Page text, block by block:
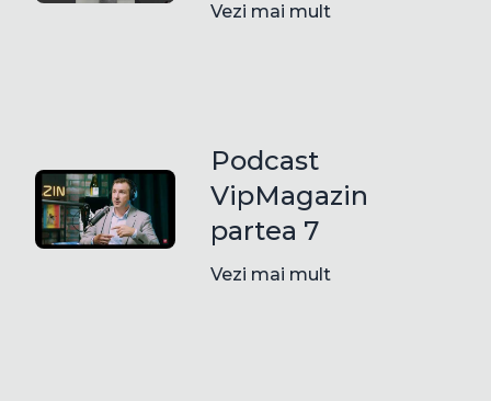
Vezi mai mult
Podcast
VipMagazin
partea 7
Vezi mai mult